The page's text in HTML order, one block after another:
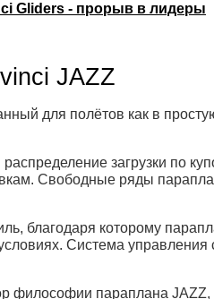
Gliders - прорыв в лидеры
JAZZ
для полётов как в
загрузки по
Свободные ряды
благодаря которому
Система
философии параплана